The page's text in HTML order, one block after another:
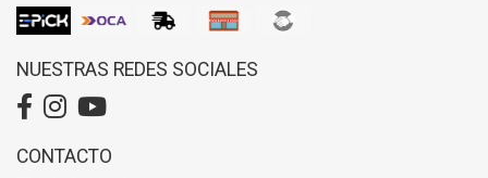
NUESTRAS REDES SOCIALES
CONTACTO